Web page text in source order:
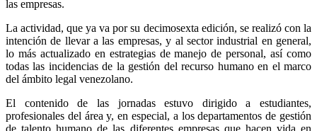
las empresas.
La actividad, que ya va por su decimosexta edición, se realizó con la
intención de llevar a las empresas, y al sector industrial en general,
lo más actualizado en estrategias de manejo de personal, así como
todas las incidencias de la gestión del recurso humano en el marco
del ámbito legal venezolano.
El contenido de las jornadas estuvo dirigido a estudiantes,
profesionales del área y, en especial, a los departamentos de gestión
de talento humano de las diferentes empresas que hacen vida en